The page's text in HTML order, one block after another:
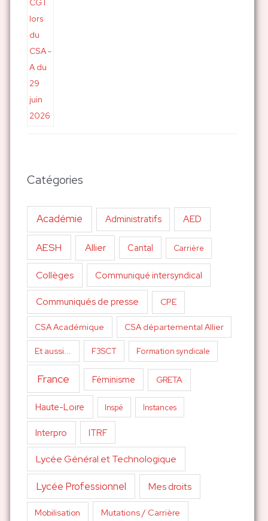
Catégories
Académie Administratifs AED
AESH Allier Cantal Carrière
Collèges Communiqué intersyndical
Communiqués de presse CPE
CSA Académique CSA départemental Allier
Et aussi... F3SCT Formation syndicale
France Féminisme GRETA
Haute-Loire Inspé Instances
Interpro ITRF
Lycée Général et Technologique
Lycée Professionnel Mes droits
Mobilisation Mutations / Carrière